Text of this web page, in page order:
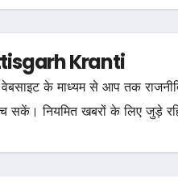
Kranti
वेबसाइट के माध्यम से आप तक
नियमित खबरों के लिए जुड़े